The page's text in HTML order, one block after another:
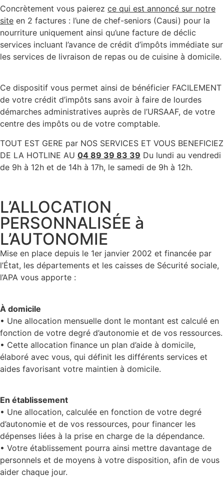
Concrètement vous paierez ce qui est annoncé sur notre
site en 2 factures : l’une de chef-seniors (Causi) pour la
nourriture uniquement ainsi qu’une facture de déclic
services incluant l’avance de crédit d’impôts immédiate sur
les services de livraison de repas ou de cuisine à domicile.
Ce dispositif vous permet ainsi de bénéficier FACILEMENT
de votre crédit d’impôts sans avoir à faire de lourdes
démarches administratives auprès de l’URSAAF, de votre
centre des impôts ou de votre comptable.
TOUT EST GERE par NOS SERVICES ET VOUS BENEFICIEZ
DE LA HOTLINE AU 04 89 39 83 39 Du lundi au vendredi
de 9h à 12h et de 14h à 17h, le samedi de 9h à 12h.
L’ALLOCATION
PERSONNALISÉE à
L’AUTONOMIE
Mise en place depuis le 1er janvier 2002 et financée par
l’État, les départements et les caisses de Sécurité sociale,
l’APA vous apporte :
À domicile
• Une allocation mensuelle dont le montant est calculé en
fonction de votre degré d’autonomie et de vos ressources.
• Cette allocation finance un plan d’aide à domicile,
élaboré avec vous, qui définit les différents services et
aides favorisant votre maintien à domicile.
En établissement
• Une allocation, calculée en fonction de votre degré
d’autonomie et de vos ressources, pour financer les
dépenses liées à la prise en charge de la dépendance.
• Votre établissement pourra ainsi mettre davantage de
personnels et de moyens à votre disposition, afin de vous
aider chaque jour.